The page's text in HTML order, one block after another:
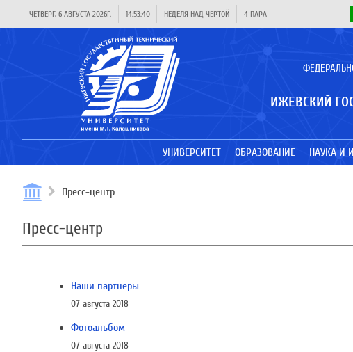
ЧЕТВЕРГ, 6 АВГУСТА 2026Г. 14:53:40 НЕДЕЛЯ НАД ЧЕРТОЙ 4 ПАРА
ИЖЕВСКИЙ
УНИВЕРСИТЕТ ОБРАЗОВАНИЕ НАУКА И
Пресс-центр
Пресс-центр
Наши партнеры
07 августа 2018
Фотоальбом
07 августа 2018